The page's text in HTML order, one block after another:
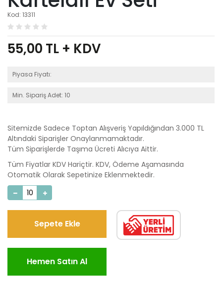
Kod: 13311
55,00 TL + KDV
Piyasa Fiyatı:
Min. Sipariş Adet: 10
Sitemizde Sadece Toptan Alışveriş Yapıldığından 3.000 TL
Altındaki Siparişler Onaylanmamaktadır.
Tüm Siparişlerde Taşıma Ücreti Alıcıya Aittir.
Tüm Fiyatlar KDV Hariçtir. KDV, Ödeme Aşamasında
Otomatik Olarak Sepetinize Eklenmektedir.
Sepete Ekle
Hemen Satın Al